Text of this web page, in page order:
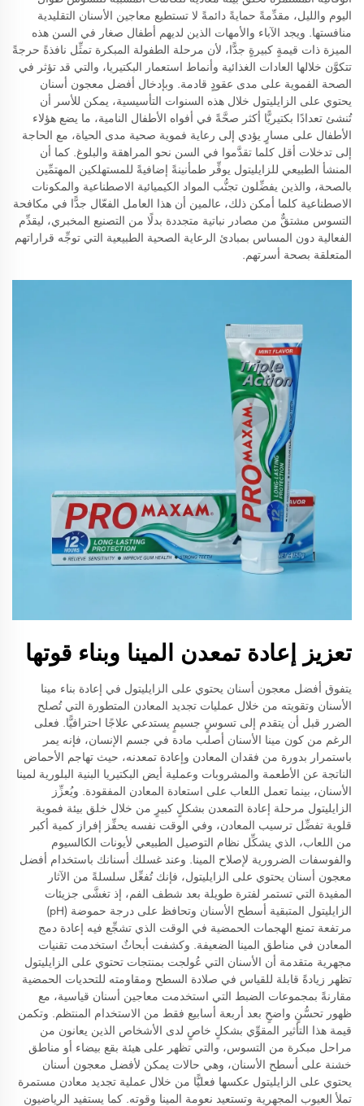
اليوم والليل، مقدِّمةً حمايةً دائمةً لا تستطيع معاجين الأسنان التقليدية
منافستها. ويجد الآباء والأمهات الذين لديهم أطفال صغار في السن هذه
الميزة ذات قيمةٍ كبيرةٍ جدًّا، لأن مرحلة الطفولة المبكرة تمثِّل نافذةً حرجةً
تتكوَّن خلالها العادات الغذائية وأنماط استعمار البكتيريا، والتي قد تؤثر في
الصحة الفموية على مدى عقودٍ قادمة. وبإدخال أفضل معجون أسنان
يحتوي على الزايليتول خلال هذه السنوات التأسيسية، يمكن للأسر أن
تُنشئ تعدادًا بكتيريًّا أكثر صحَّةً في أفواه الأطفال النامية، ما يضع هؤلاء
الأطفال على مسارٍ يؤدي إلى رعاية فموية صحية مدى الحياة، مع الحاجة
إلى تدخلات أقل كلما تقدَّموا في السن نحو المراهقة والبلوغ. كما أن
المنشأ الطبيعي للزايليتول يوفِّر طمأنينةً إضافيةً للمستهلكين المهتمِّين
بالصحة، والذين يفضِّلون تجنُّب المواد الكيميائية الاصطناعية والمكونات
الاصطناعية كلما أمكن ذلك، عالمين أن هذا العامل الفعّال جدًّا في مكافحة
التسوس مشتقٌّ من مصادر نباتية متجددة بدلًا من التصنيع المخبري، ليقدِّم
الفعالية دون المساس بمبادئ الرعاية الصحية الطبيعية التي توجِّه قراراتهم
المتعلقة بصحة أسرتهم.
تعزيز إعادة تمعدن المينا وبناء قوتها
يتفوق أفضل معجون أسنان يحتوي على الزايليتول في إعادة بناء مينا
الأسنان وتقويته من خلال عمليات تجديد المعادن المتطورة التي تُصلح
الضرر قبل أن يتقدم إلى تسوسٍ جسيمٍ يستدعي علاجًا احترافيًّا. فعلى
الرغم من كون مينا الأسنان أصلب مادة في جسم الإنسان، فإنه يمر
باستمرار بدورة من فقدان المعادن وإعادة تمعدنه، حيث تهاجم الأحماض
الناتجة عن الأطعمة والمشروبات وعملية أيض البكتيريا البنية البلورية لمينا
الأسنان، بينما تعمل اللعاب على استعادة المعادن المفقودة. ويُعزِّز
الزايليتول مرحلة إعادة التمعدن بشكلٍ كبيرٍ من خلال خلق بيئة فموية
قلوية تفضِّل ترسيب المعادن، وفي الوقت نفسه يحفِّز إفراز كمية أكبر
من اللعاب، الذي يشكِّل نظام التوصيل الطبيعي لأيونات الكالسيوم
والفوسفات الضرورية لإصلاح المينا. وعند غسلك أسنانك باستخدام أفضل
معجون أسنان يحتوي على الزايليتول، فإنك تُفعِّل سلسلةً من الآثار
المفيدة التي تستمر لفترة طويلة بعد شطف الفم، إذ تغشَّى جزيئات
الزايليتول المتبقية أسطح الأسنان وتحافظ على درجة حموضة (pH)
مرتفعة تمنع الهجمات الحمضية في الوقت الذي تشجِّع فيه إعادة دمج
المعادن في مناطق المينا الضعيفة. وكشفت أبحاثٌ استخدمت تقنيات
مجهرية متقدمة أن الأسنان التي عُولجت بمنتجات تحتوي على الزايليتول
تظهر زيادةً قابلة للقياس في صلادة السطح ومقاومته للتحديات الحمضية
مقارنةً بمجموعات الضبط التي استخدمت معاجين أسنان قياسية، مع
ظهور تحسُّنٍ واضحٍ بعد أربعة أسابيع فقط من الاستخدام المنتظم. وتكمن
قيمة هذا التأثير المقوِّي بشكلٍ خاصٍ لدى الأشخاص الذين يعانون من
مراحل مبكرة من التسوس، والتي تظهر على هيئة بقع بيضاء أو مناطق
خشنة على أسطح الأسنان، وهي حالات يمكن لأفضل معجون أسنان
يحتوي على الزايليتول عكسها فعليًّا من خلال عملية تجديد معادن مستمرة
تملأ العيوب المجهرية وتستعيد نعومة المينا وقوته. كما يستفيد الرياضيون